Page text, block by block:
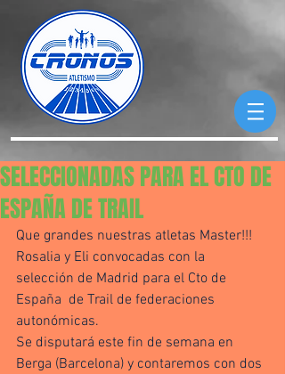
SELECCIONADAS PARA EL CTO DE
ESPAÑA DE TRAIL
Que grandes nuestras atletas Master!!!
Rosalia y Eli convocadas con la
selección de Madrid para el Cto de
España  de Trail de federaciones
autonómicas.
Se disputará este fin de semana en
Berga (Barcelona) y contaremos con dos